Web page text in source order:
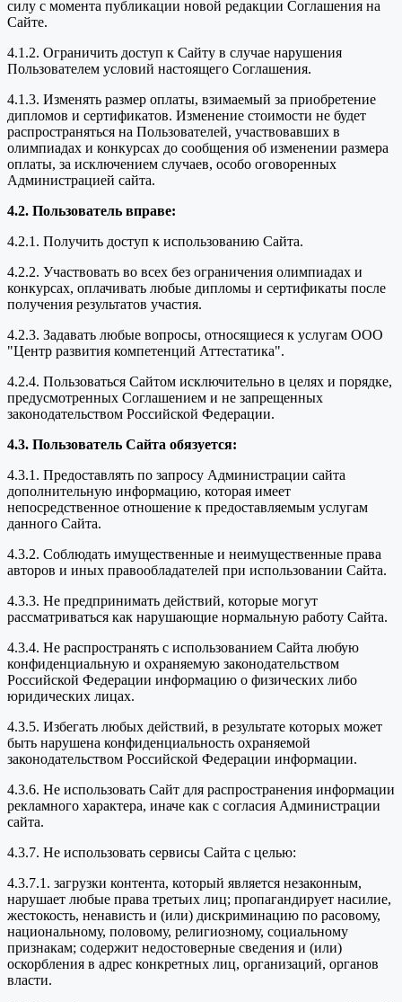
силу с момента публикации новой редакции Соглашения на
Сайте.
4.1.2. Ограничить доступ к Сайту в случае нарушения
Пользователем условий настоящего Соглашения.
4.1.3. Изменять размер оплаты, взимаемый за приобретение
дипломов и сертификатов. Изменение стоимости не будет
распространяться на Пользователей, участвовавших в
олимпиадах и конкурсах до сообщения об изменении размера
оплаты, за исключением случаев, особо оговоренных
Администрацией сайта.
4.2. Пользователь вправе:
4.2.1. Получить доступ к использованию Сайта.
4.2.2. Участвовать во всех без ограничения олимпиадах и
конкурсах, оплачивать любые дипломы и сертификаты после
получения результатов участия.
4.2.3. Задавать любые вопросы, относящиеся к услугам ООО
"Центр развития компетенций Аттестатика".
4.2.4. Пользоваться Сайтом исключительно в целях и порядке,
предусмотренных Соглашением и не запрещенных
законодательством Российской Федерации.
4.3. Пользователь Сайта обязуется:
4.3.1. Предоставлять по запросу Администрации сайта
дополнительную информацию, которая имеет
непосредственное отношение к предоставляемым услугам
данного Сайта.
4.3.2. Соблюдать имущественные и неимущественные права
авторов и иных правообладателей при использовании Сайта.
4.3.3. Не предпринимать действий, которые могут
рассматриваться как нарушающие нормальную работу Сайта.
4.3.4. Не распространять с использованием Сайта любую
конфиденциальную и охраняемую законодательством
Российской Федерации информацию о физических либо
юридических лицах.
4.3.5. Избегать любых действий, в результате которых может
быть нарушена конфиденциальность охраняемой
законодательством Российской Федерации информации.
4.3.6. Не использовать Сайт для распространения информации
рекламного характера, иначе как с согласия Администрации
сайта.
4.3.7. Не использовать сервисы Сайта с целью:
4.3.7.1. загрузки контента, который является незаконным,
нарушает любые права третьих лиц; пропагандирует насилие,
жестокость, ненависть и (или) дискриминацию по расовому,
национальному, половому, религиозному, социальному
признакам; содержит недостоверные сведения и (или)
оскорбления в адрес конкретных лиц, организаций, органов
власти.